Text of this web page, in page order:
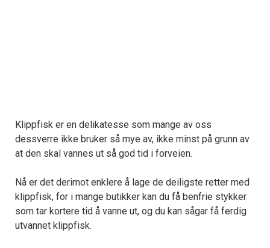
Klippfisk er en delikatesse som mange av oss
dessverre ikke bruker så mye av, ikke minst på grunn av
at den skal vannes ut så god tid i forveien.
Nå er det derimot enklere å lage de deiligste retter med
klippfisk, for i mange butikker kan du få benfrie stykker
som tar kortere tid å vanne ut, og du kan sågar få ferdig
utvannet klippfisk.